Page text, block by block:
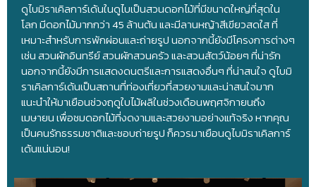
ดูไบมิราเคิลการ์เด้นในดูไบเป็นสวนดอกไม้ที่มีขนาดใหญ่ที่สุดใน
โลก มีดอกไม้มากกว่า 45 ล้านต้น และมีลานหญ้าสีเขียวสดใส ที่
เหมาะสำหรับการพักผ่อนและถ่ายรูป นอกจากนี้ยังมีโครงการต่างๆ
เช่น สวนผักอินทรีย์ สวนผักสวนครัว และสวนสัตว์น้อยๆ ที่น่ารัก
นอกจากนี้ยังมีการแสดงดนตรีและการแสดงอื่นๆ ที่น่าสนใจ ดูไบมิ
ราเคิลการ์เด้นเป็นสถานที่ท่องเที่ยวที่สวยงามและน่าสนใจมาก
แนะนำให้มาเยือนช่วงฤดูใบไม้ผลิในช่วงเดือนพฤศจิกายนถึง
เมษายน เพื่อชมดอกไม้ที่งดงามและสวยงามอย่างแท้จริง หากคุณ
เป็นคนรักธรรมชาติและชอบถ่ายรูป ก็ควรมาเยือนดูไบมิราเคิลการ์
เด้นแน่นอน!